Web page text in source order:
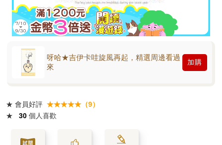
呀哈★吉伊卡哇旋風再起，精選周邊看過
來
加購
★ 會員好評 ★★★★★（9）
★
30 個人喜歡